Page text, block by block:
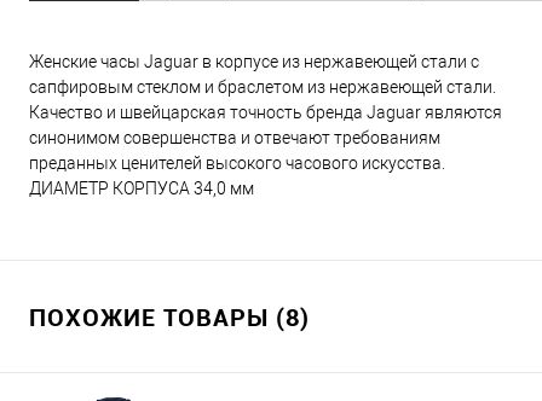
Женские часы Jaguar в корпусе из нержавеющей стали с
сапфировым стеклом и браслетом из нержавеющей стали.
Качество и швейцарская точность бренда Jaguar являются
синонимом совершенства и отвечают требованиям
преданных ценителей высокого часового искусства.
ДИАМЕТР КОРПУСА 34,0 мм
ПОХОЖИЕ ТОВАРЫ (8)